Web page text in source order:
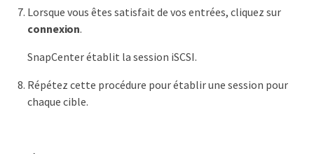
Lorsque vous êtes satisfait de vos entrées, cliquez sur
connexion.
SnapCenter établit la session iSCSI.
Répétez cette procédure pour établir une session pour
chaque cible.